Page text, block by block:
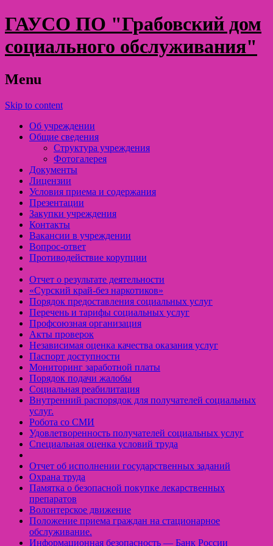
ГАУСО ПО "Грабовский дом
социального обслуживания"
Menu
Skip to content
Об учреждении
Общие сведения
Структура учреждения
Фотогалерея
Документы
Лицензии
Условия приема и содержания
Презентации
Закупки учреждения
Контакты
Вакансии в учреждении
Вопрос-ответ
Противодействие корупции
Отчет о результате деятельности
«Cурский край-без наркотиков»
Порядок предоставления социальных услуг
Перечень и тарифы социальных услуг
Профсоюзная организация
Акты проверок
Независимая оценка качества оказания услуг
Паспорт доступности
Мониторинг заработной платы
Порядок подачи жалобы
Социальная реабилитация
Внутренний распорядок для получателей социальных
услуг.
Робота со СМИ
Удовлетворенность получателей социальных услуг
Специальная оценка условий труда
Отчет об исполнении государственных заданий
Охрана труда
Памятка о безопасной покупке лекарственных
препаратов
Волонтерское движение
Положение приема граждан на стационарное
обслуживание.
Информационная безопасность — Банк России